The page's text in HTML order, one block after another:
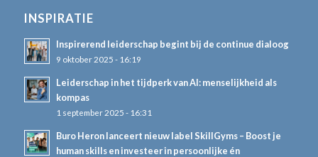
INSPIRATIE
Inspirerend leiderschap begint bij de continue dialoog
9 oktober 2025 - 16:19
Leiderschap in het tijdperk van AI: menselijkheid als
kompas
1 september 2025 - 16:31
Buro Heron lanceert nieuw label SkillGyms – Boost je
human skills en investeer in persoonlijke én